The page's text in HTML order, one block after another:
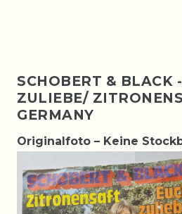
SCHOBERT & BLACK
ZULIEBE/
GERMANY
Originalfoto – Keine